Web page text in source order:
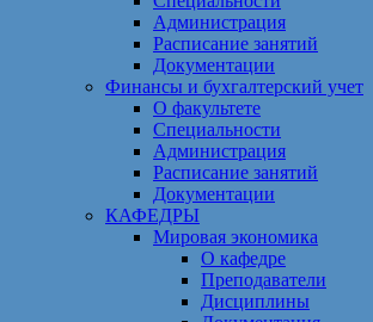
Администрация
Расписание занятий
Документации
Финансы и бухгалтерский учет
О факультете
Специальности
Администрация
Расписание занятий
Документации
КАФЕДРЫ
Мировая экономика
О кафедре
Преподаватели
Дисциплины